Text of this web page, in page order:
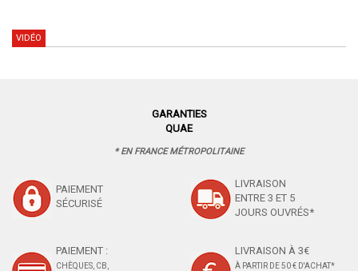
VIDÉO
GARANTIES
QUAE
* EN FRANCE MÉTROPOLITAINE
PAIEMENT
SÉCURISÉ
LIVRAISON
ENTRE 3 ET 5
JOURS OUVRÉS*
PAIEMENT :
CHÈQUES, CB,
LIVRAISON À 3€
À PARTIR DE 50 € D'ACHAT*